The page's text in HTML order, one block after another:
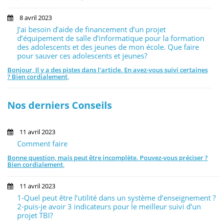
8 avril 2023
J’ai besoin d’aide de financement d’un projet
d’équipement de salle d’informatique pour la formation
des adolescents et des jeunes de mon école. Que faire
pour sauver ces adolescents et jeunes?
Bonjour, Il y a des pistes dans l'article. En avez-vous suivi certaines
? Bien cordialement,
Nos derniers Conseils
11 avril 2023
Comment faire
Bonne question, mais peut être incomplète. Pouvez-vous préciser ?
Bien cordialement,
11 avril 2023
1-Quel peut être l’utilité dans un système d’enseignement ?
2-puis-je avoir 3 indicateurs pour le meilleur suivi d’un
projet TBI?
Le Tableau Numérique
Interactif (TNI)1
Bienvenue sur Tableaux
consacré aux applications pédagogiques du tableau blanc
interactif(TBI). que l’on appelle également Tableau
Numérique Interactif (TNI)